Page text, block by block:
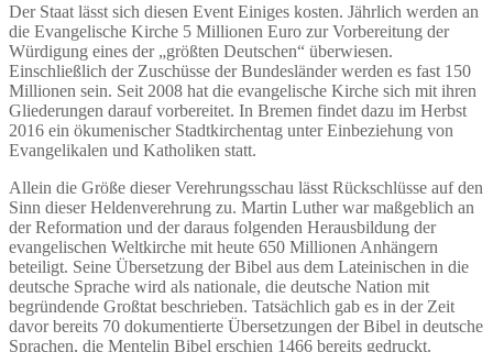
Der Staat lässt sich diesen Event Einiges kosten. Jährlich werden an
die Evangelische Kirche 5 Millionen Euro zur Vorbereitung der
Würdigung eines der „größten Deutschen“ überwiesen.
Einschließlich der Zuschüsse der Bundesländer werden es fast 150
Millionen sein. Seit 2008 hat die evangelische Kirche sich mit ihren
Gliederungen darauf vorbereitet. In Bremen findet dazu im Herbst
2016 ein ökumenischer Stadtkirchentag unter Einbeziehung von
Evangelikalen und Katholiken statt.
Allein die Größe dieser Verehrungsschau lässt Rückschlüsse auf den
Sinn dieser Heldenverehrung zu. Martin Luther war maßgeblich an
der Reformation und der daraus folgenden Herausbildung der
evangelischen Weltkirche mit heute 650 Millionen Anhängern
beteiligt. Seine Übersetzung der Bibel aus dem Lateinischen in die
deutsche Sprache wird als nationale, die deutsche Nation mit
begründende Großtat beschrieben. Tatsächlich gab es in der Zeit
davor bereits 70 dokumentierte Übersetzungen der Bibel in deutsche
Sprachen, die Mentelin Bibel erschien 1466 bereits gedruckt.